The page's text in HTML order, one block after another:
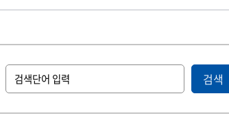
검색